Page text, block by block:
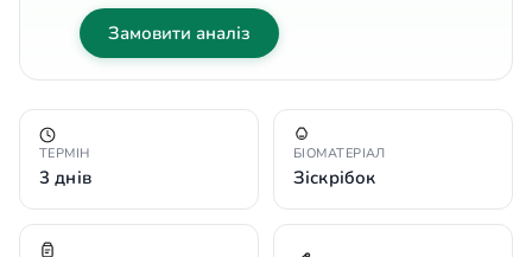
Замовити аналіз
ТЕРМІН
3 днів
БІОМАТЕРІАЛ
Зіскрібок